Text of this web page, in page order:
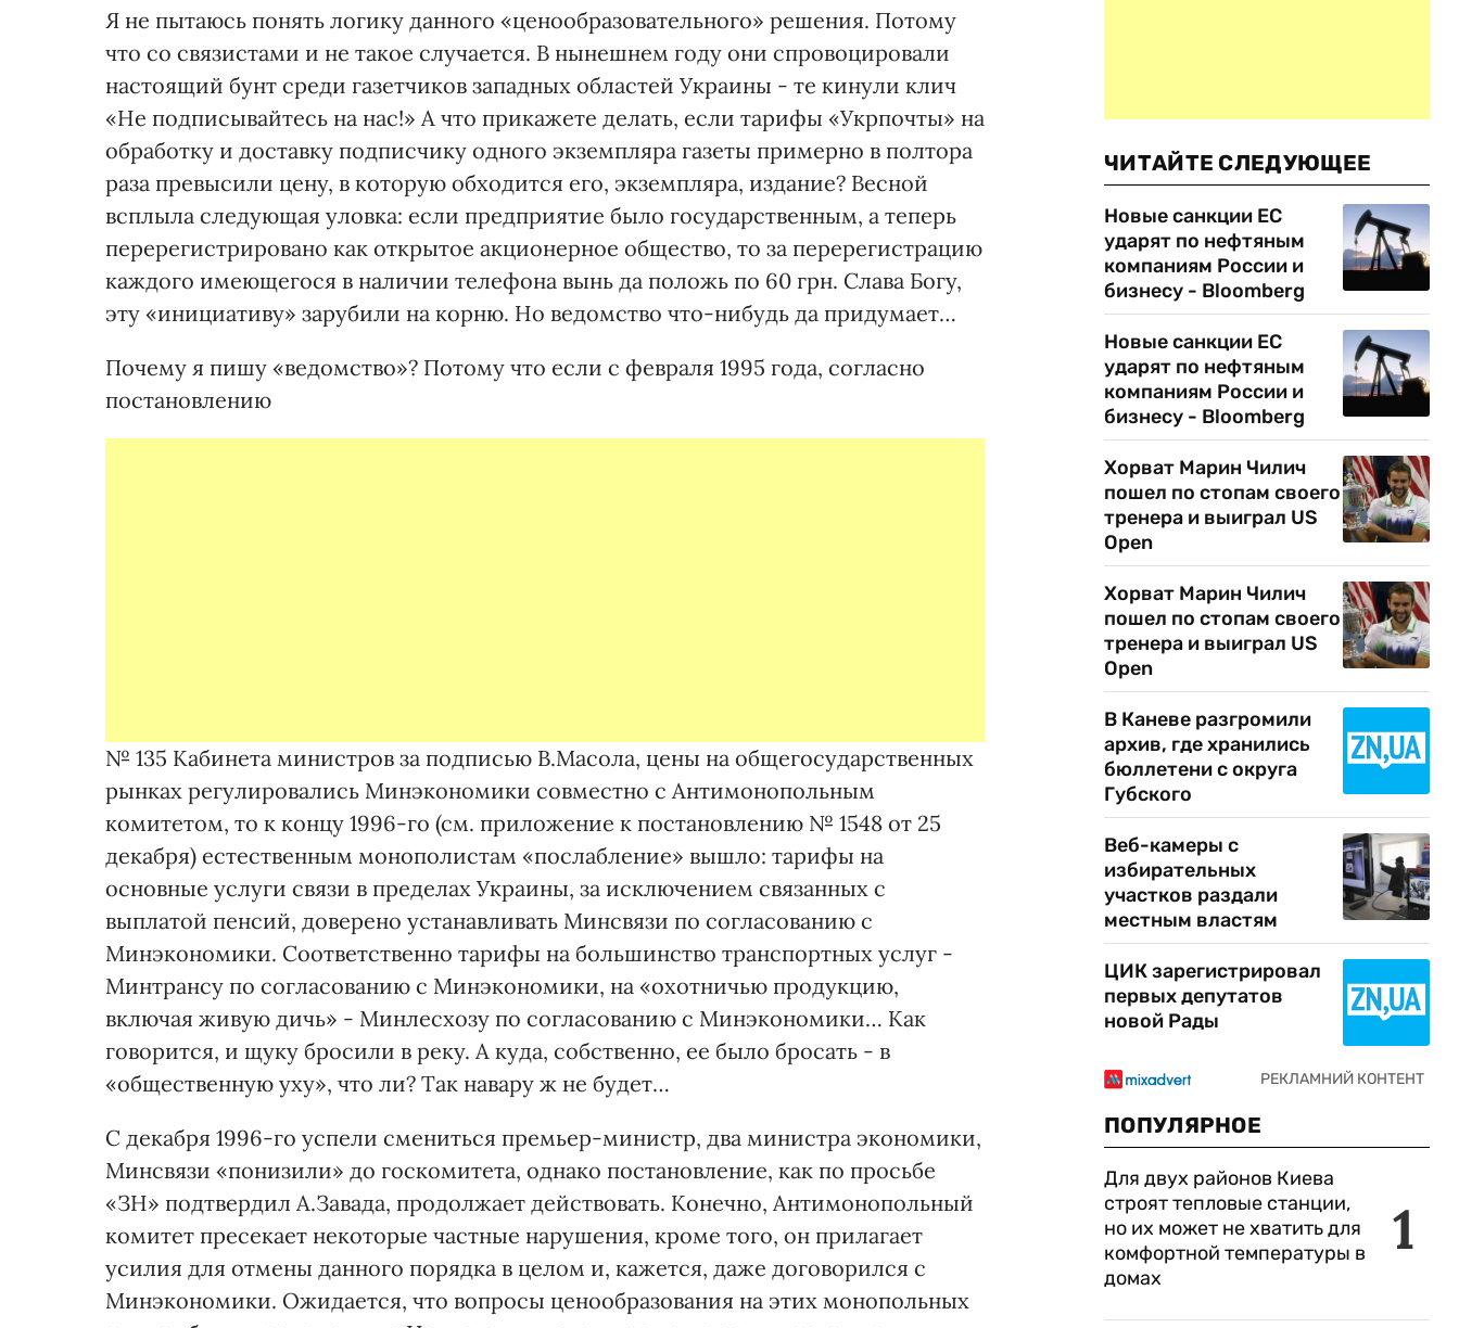
Я не пытаюсь понять логику данного «ценообразовательного» решения. Потому
что со связистами и не такое случается. В нынешнем году они спровоцировали
настоящий бунт среди газетчиков западных областей Украины - те кинули клич
«Не подписывайтесь на нас!» А что прикажете делать, если тарифы «Укрпочты» на
обработку и доставку подписчику одного экземпляра газеты примерно в полтора
раза превысили цену, в которую обходится его, экземпляра, издание? Весной
всплыла следующая уловка: если предприятие было государственным, а теперь
перерегистрировано как открытое акционерное общество, то за перерегистрацию
каждого имеющегося в наличии телефона вынь да положь по 60 грн. Слава Богу,
эту «инициативу» зарубили на корню. Но ведомство что-нибудь да придумает…
Почему я пишу «ведомство»? Потому что если с февраля 1995 года, согласно
постановлению
№ 135 Кабинета министров за подписью В.Масола, цены на общегосударственных
рынках регулировались Минэкономики совместно с Антимонопольным
комитетом, то к концу 1996-го (см. приложение к постановлению № 1548 от 25
декабря) естественным монополистам «послабление» вышло: тарифы на
основные услуги связи в пределах Украины, за исключением связанных с
выплатой пенсий, доверено устанавливать Минсвязи по согласованию с
Минэкономики. Соответственно тарифы на большинство транспортных услуг -
Минтрансу по согласованию с Минэкономики, на «охотничью продукцию,
включая живую дичь» - Минлесхозу по согласованию с Минэкономики… Как
говорится, и щуку бросили в реку. А куда, собственно, ее было бросать - в
«общественную уху», что ли? Так навару ж не будет…
С декабря 1996-го успели смениться премьер-министр, два министра экономики,
Минсвязи «понизили» до госкомитета, однако постановление, как по просьбе
«ЗН» подтвердил А.Завада, продолжает действовать. Конечно, Антимонопольный
комитет пресекает некоторые частные нарушения, кроме того, он прилагает
усилия для отмены данного порядка в целом и, кажется, даже договорился с
Минэкономики. Ожидается, что вопросы ценообразования на этих монопольных
ЧИТАЙТЕ СЛЕДУЮЩЕЕ
Новые санкции ЕС
ударят по нефтяным
компаниям России и
бизнесу - Bloomberg
Новые санкции ЕС
ударят по нефтяным
компаниям России и
бизнесу - Bloomberg
Хорват Марин Чилич
пошел по стопам своего
тренера и выиграл US
Open
Хорват Марин Чилич
пошел по стопам своего
тренера и выиграл US
Open
В Каневе разгромили
архив, где хранились
бюллетени с округа
Губского
Веб-камеры с
избирательных
участков раздали
местным властям
ЦИК зарегистрировал
первых депутатов
новой Рады
ПОПУЛЯРНОЕ
1
Для двух районов Киева
строят тепловые станции,
но их может не хватить для
комфортной температуры в
домах